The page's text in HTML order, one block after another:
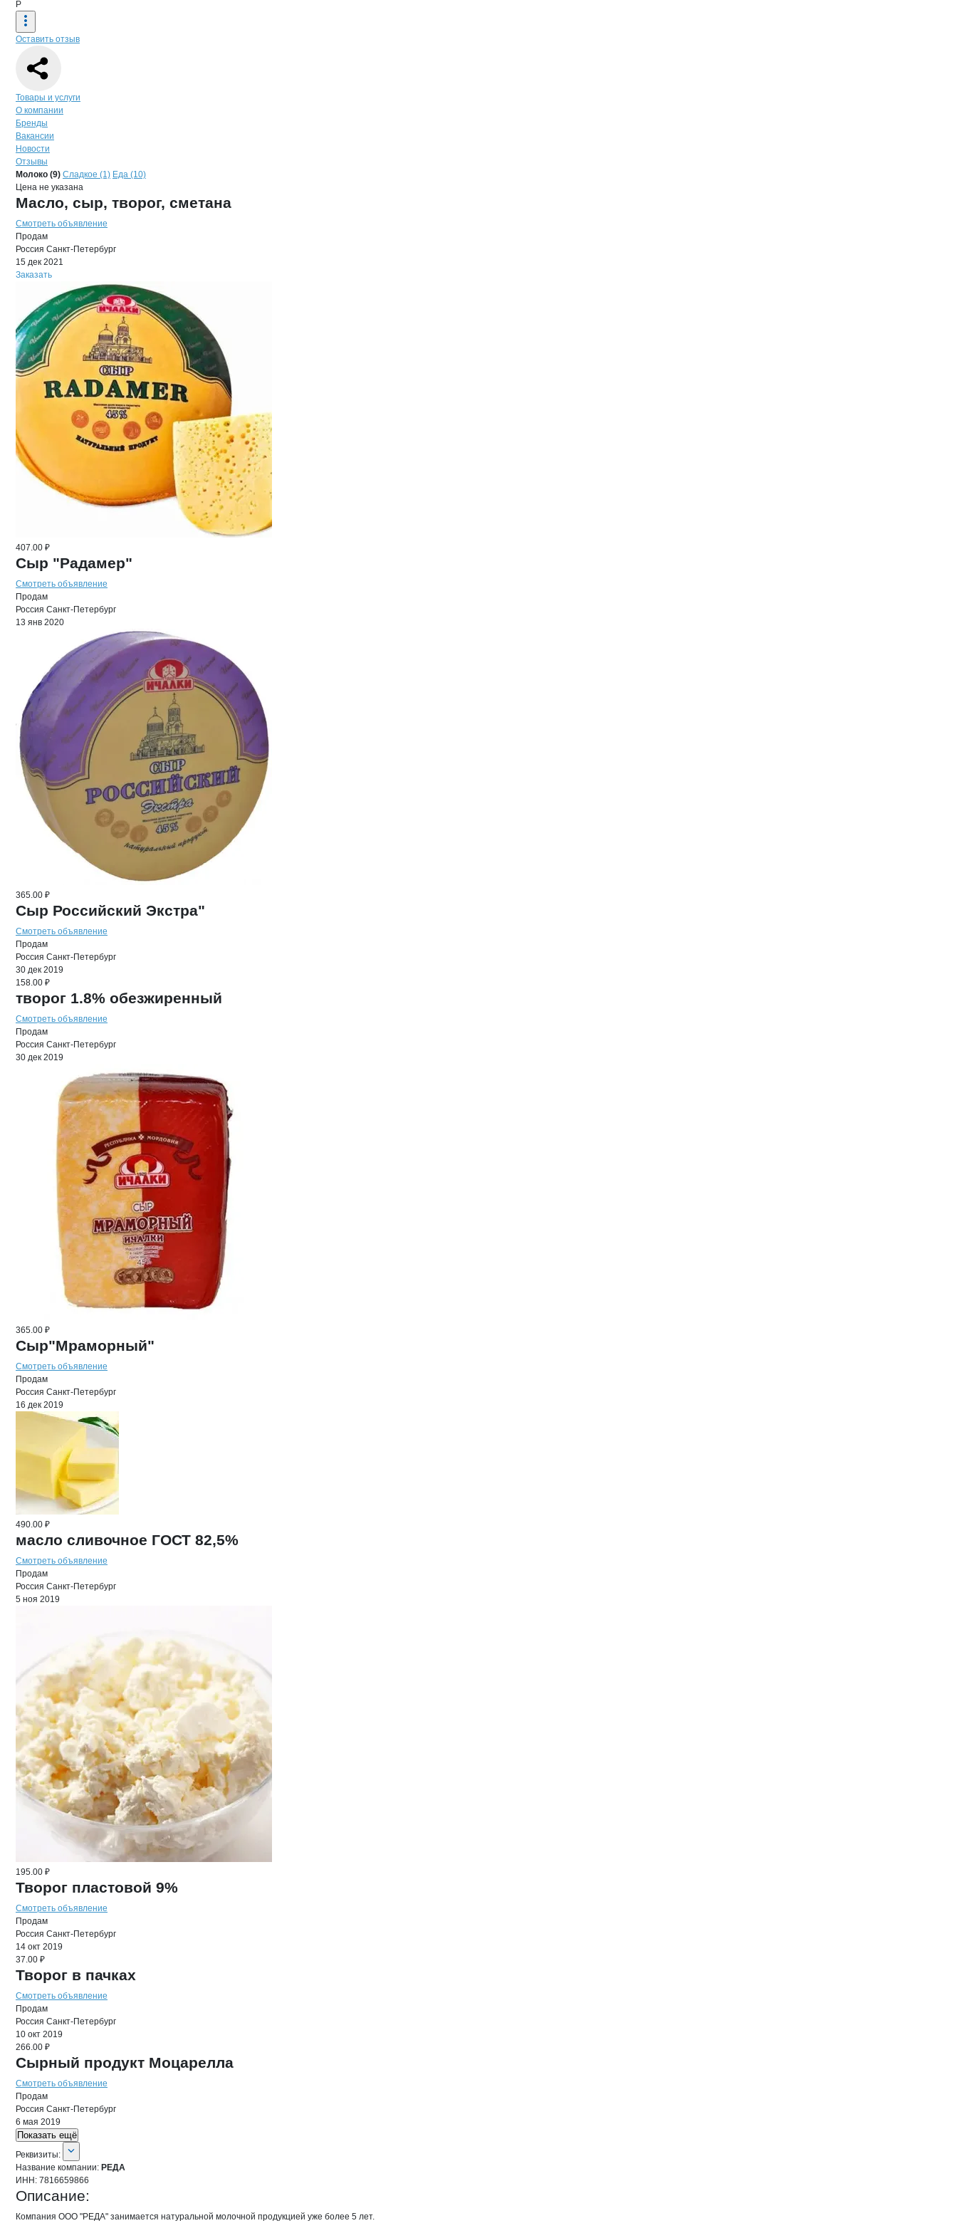
Р
Оставить отзыв
Навигация по странице
Товары и услуги
О компании
Бренды
Вакансии
Новости
Отзывы
ПродукцияРЕДА, ООО
Навигация по продуктам
Молоко (9) Сладкое (1) Еда (10)
Цена не указана
Масло, сыр, творог, сметана
Смотреть объявление
Продам
Россия Санкт-Петербург
15 дек 2021
Заказать
407.00 ₽
Сыр "Радамер"
Смотреть объявление
Продам
Россия Санкт-Петербург
13 янв 2020
365.00 ₽
Сыр Российский Экстра"
Смотреть объявление
Продам
Россия Санкт-Петербург
30 дек 2019
158.00 ₽
творог 1.8% обезжиренный
Смотреть объявление
Продам
Россия Санкт-Петербург
30 дек 2019
365.00 ₽
Сыр"Мраморный"
Смотреть объявление
Продам
Россия Санкт-Петербург
16 дек 2019
490.00 ₽
масло сливочное ГОСТ 82,5%
Смотреть объявление
Продам
Россия Санкт-Петербург
5 ноя 2019
195.00 ₽
Творог пластовой 9%
Смотреть объявление
Продам
Россия Санкт-Петербург
14 окт 2019
37.00 ₽
Творог в пачках
Смотреть объявление
Продам
Россия Санкт-Петербург
10 окт 2019
266.00 ₽
Сырный продукт Моцарелла
Смотреть объявление
Продам
Россия Санкт-Петербург
6 мая 2019
Показать ещё
О компании
Реквизиты
Реквизиты:
Название компании: РЕДА
ИНН: 7816659866
Описание:
Компания ООО "РЕДА" занимается натуральной молочной продукцией уже более 5 лет.